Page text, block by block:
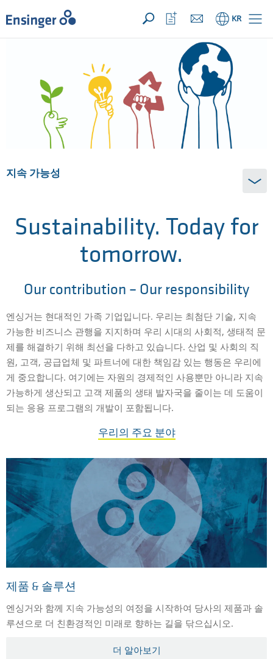
문의사항 ({{productCount}} Products) 열기
홈 KR
관
심
목
지속 가능성
Sustainability. Today for
tomorrow.
Our contribution – Our responsibility
엔싱거는 현대적인 가족 기업입니다. 우리는 최첨단 기술, 지속
가능한 비즈니스 관행을 지지하며 우리 시대의 사회적, 생태적 문
제를 해결하기 위해 최선을 다하고 있습니다. 산업 및 사회의 직
원, 고객, 공급업체 및 파트너에 대한 책임감 있는 행동은 우리에
게 중요합니다. 여기에는 자원의 경제적인 사용뿐만 아니라 지속
가능하게 생산되고 고객 제품의 생태 발자국을 줄이는 데 도움이
되는 응용 프로그램의 개발이 포함됩니다.
우리의 주요 분야
제품 & 솔루션
엔싱거와 함께 지속 가능성의 여정을 시작하여 당사의 제품과 솔
루션으로 더 친환경적인 미래로 향하는 길을 닦으십시오.
더 알아보기